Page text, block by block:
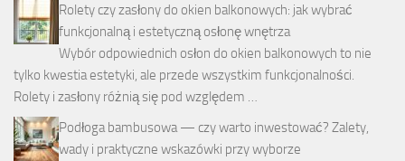
Rolety czy zasłony do okien balkonowych: jak wybrać
funkcjonalną i estetyczną osłonę wnętrza
Wybór odpowiednich osłon do okien balkonowych to nie
tylko kwestia estetyki, ale przede wszystkim funkcjonalności.
Rolety i zasłony różnią się pod względem …
Podłoga bambusowa — czy warto inwestować? Zalety,
wady i praktyczne wskazówki przy wyborze